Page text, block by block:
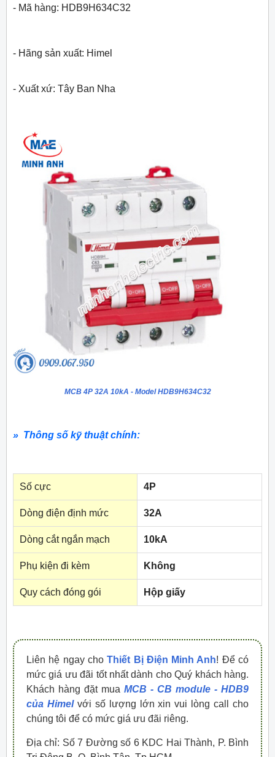
- Mã hàng: HDB9H634C32
- Hãng sản xuất: Himel
- Xuất xứ: Tây Ban Nha
MCB 4P 32A 10kA - Model HDB9H634C32
» Thông số kỹ thuật chính:
Số cực 4P
Dòng điện định mức 32A
Dòng cắt ngắn mạch 10kA
Phụ kiện đi kèm Không
Quy cách đóng gói Hộp giấy
Liên hệ ngay choThiết Bị Điện Minh Anh! Để có
mức giá ưu đãi tốt nhất dành cho Quý khách hàng.
Khách hàng đặt mua MCB - CB module - HDB9
của Himel với số lượng lớn xin vui lòng call cho
chúng tôi để có mức giá ưu đãi riêng.
Địa chỉ: Số 7 Đường số 6 KDC Hai Thành, P. Bình